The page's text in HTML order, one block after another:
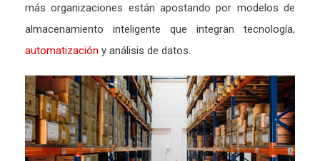
más organizaciones están apostando por modelos de
almacenamiento inteligente que integran tecnología,
automatización y análisis de datos.